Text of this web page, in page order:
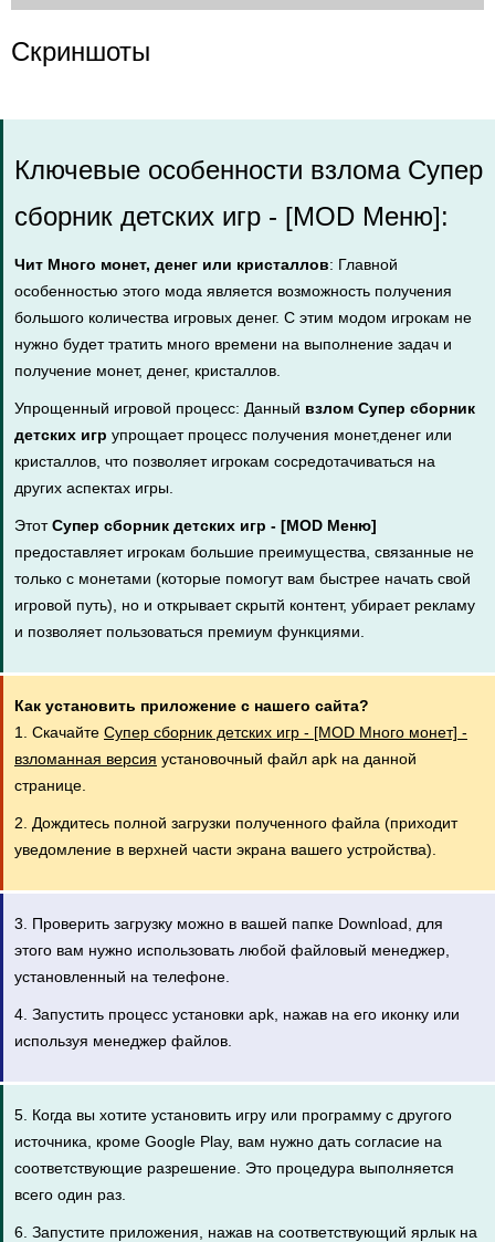
Скриншоты
Ключевые особенности взлома Супер
сборник детских игр - [MOD Меню]:
Чит Много монет, денег или кристаллов: Главной
особенностью этого мода является возможность получения
большого количества игровых денег. С этим модом игрокам не
нужно будет тратить много времени на выполнение задач и
получение монет, денег, кристаллов.
Упрощенный игровой процесс: Данный взлом Супер сборник
детских игр упрощает процесс получения монет,денег или
кристаллов, что позволяет игрокам сосредотачиваться на
других аспектах игры.
ЭтотСупер сборник детских игр - [MOD Меню]
предоставляет игрокам большие преимущества, связанные не
только с монетами (которые помогут вам быстрее начать свой
игровой путь), но и открывает скрытй контент, убирает рекламу
и позволяет пользоваться премиум функциями.
Как установить приложение с нашего сайта?
1. Скачайте Супер сборник детских игр - [MOD Много монет] -
взломанная версия установочный файл apk на данной
странице.
2. Дождитесь полной загрузки полученного файла (приходит
уведомление в верхней части экрана вашего устройства).
3. Проверить загрузку можно в вашей папке Download, для
этого вам нужно использовать любой файловый менеджер,
установленный на телефоне.
4. Запустить процесс установки apk, нажав на его иконку или
используя менеджер файлов.
5. Когда вы хотите установить игру или программу с другого
источника, кроме Google Play, вам нужно дать согласие на
соответствующие разрешение. Это процедура выполняется
всего один раз.
6. Запустите приложения, нажав на соответствующий ярлык на